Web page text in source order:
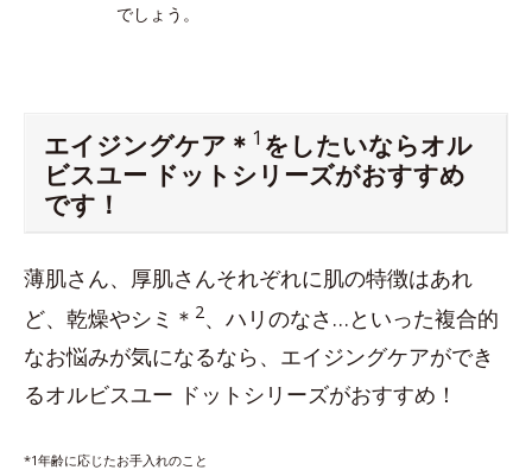
でしょう。
エイジングケア＊ 1 をしたいならオル
ビスユー ドットシリーズがおすすめ
です！
薄肌さん、厚肌さんそれぞれに肌の特徴はあれ
ど、乾燥やシミ＊ 2、ハリのなさ…といった複合的
なお悩みが気になるなら、エイジングケアができ
るオルビスユー ドットシリーズがおすすめ！
*1年齢に応じたお手入れのこと